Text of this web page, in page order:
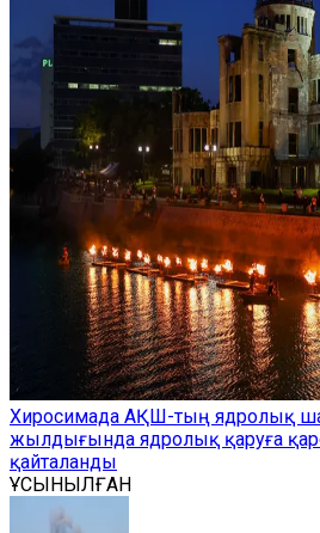
Хиросимада АҚШ-тың ядролық
жылдығында ядролық қаруға
қайталанды
ҰСЫНЫЛҒАН